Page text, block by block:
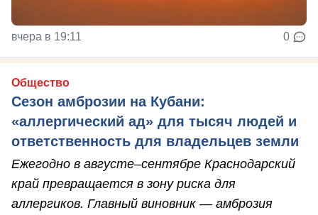
вчера в 19:11 0
Общество
Сезон амброзии на Кубани:
«аллергический ад» для тысяч людей и
ответственность для владельцев земли
Ежегодно в августе–сентябре Краснодарский
край превращается в зону риска для
аллергиков. Главный виновник — амброзия